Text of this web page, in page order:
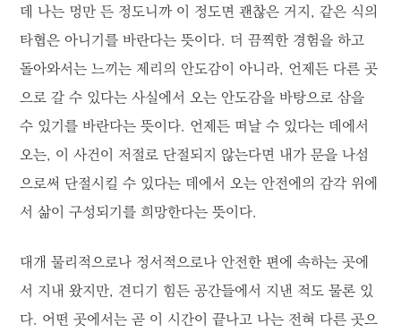
데 나는 멍만 든 정도니까 이 정도면 괜찮은 거지, 같은 식의
타협은 아니기를 바란다는 뜻이다. 더 끔찍한 경험을 하고
돌아와서는 느끼는 제리의 안도감이 아니라, 언제든 다른 곳
으로 갈 수 있다는 사실에서 오는 안도감을 바탕으로 삼을
수 있기를 바란다는 뜻이다. 언제든 떠날 수 있다는 데에서
오는, 이 사건이 저절로 단절되지 않는다면 내가 문을 나섬
으로써 단절시킬 수 있다는 데에서 오는 안전에의 감각 위에
서 삶이 구성되기를 희망한다는 뜻이다.
대개 물리적으로나 정서적으로나 안전한 편에 속하는 곳에
서 지내 왔지만, 견디기 힘든 공간들에서 지낸 적도 물론 있
다. 어떤 곳에서는 곧 이 시간이 끝나고 나는 전혀 다른 곳으